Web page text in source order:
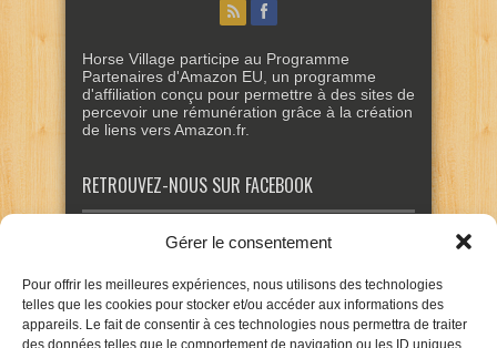
Gérer le consentement
Pour offrir les meilleures expériences, nous utilisons des technologies
telles que les cookies pour stocker et/ou accéder aux informations des
appareils. Le fait de consentir à ces technologies nous permettra de traiter
des données telles que le comportement de navigation ou les ID uniques
Horse Village participe au Programme
Partenaires d'Amazon EU, un programme
d'affiliation conçu pour permettre à des sites de
percevoir une rémunération grâce à la création
de liens vers Amazon.fr.
RETROUVEZ-NOUS SUR FACEBOOK